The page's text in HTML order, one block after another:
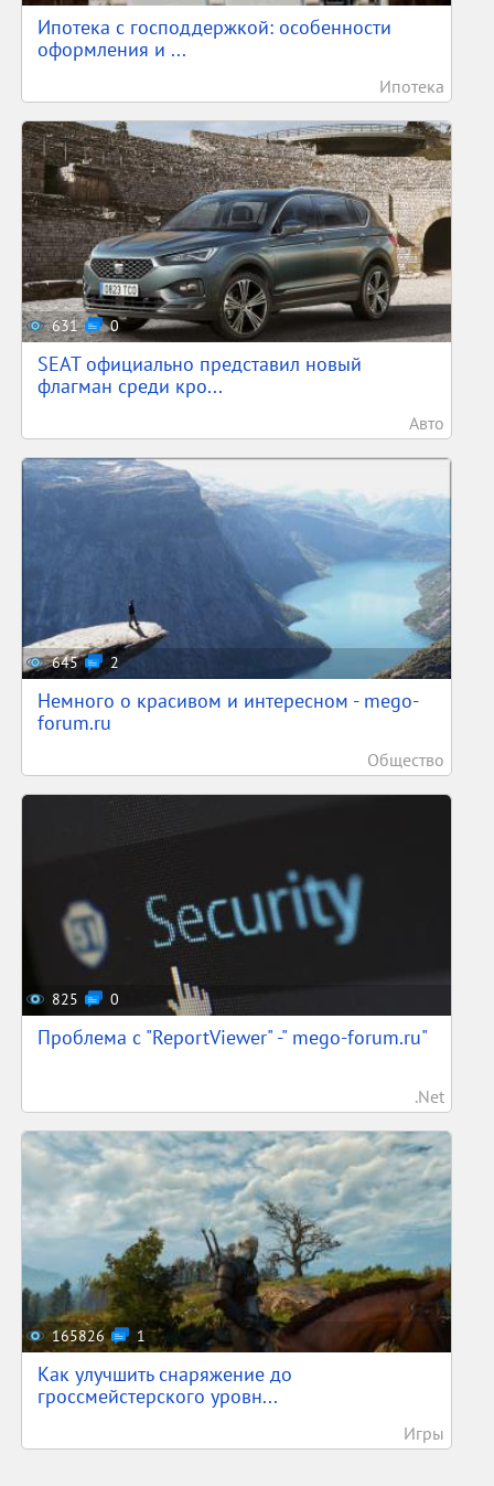
Ипотека с господдержкой: особенности
оформления и ...
Ипотека
631 0
SEAT официально представил новый
флагман среди кро...
Авто
645 2
Немного о красивом и интересном - mego-
forum.ru
Общество
825 0
Проблема с "ReportViewer" -" mego-forum.ru"
.Net
165826 1
Как улучшить снаряжение до
гроссмейстерского уровн...
Игры